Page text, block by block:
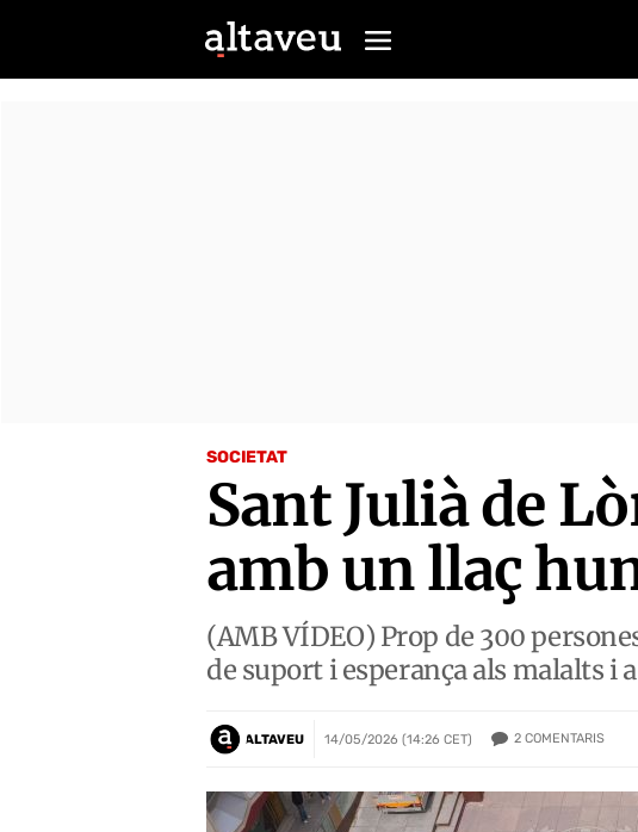
SOCIETAT
Sant Julià de
amb un llaç
(AMB VÍDEO) Prop de 300
de suport i esperança als malalts i
ALTAVEU 14/05/2026 (14:26 CET) 2 COMENTARIS